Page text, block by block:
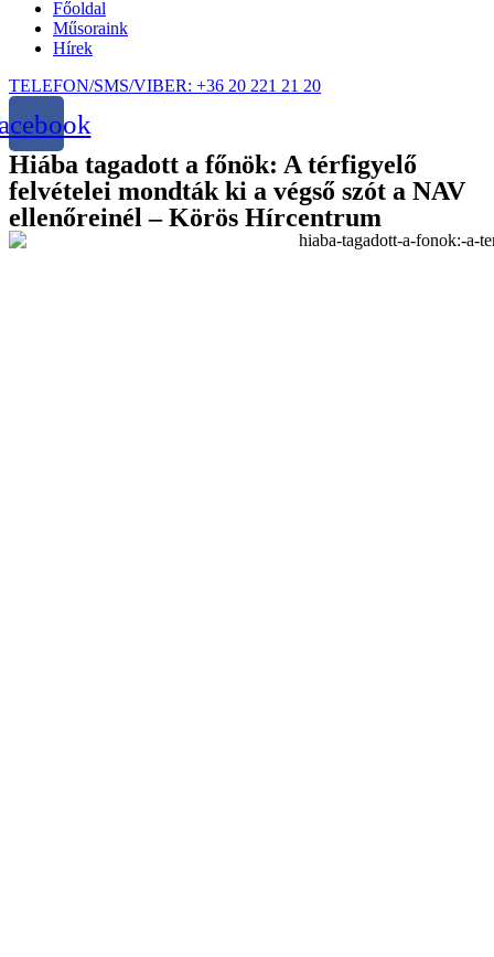
Főoldal
Műsoraink
Hírek
TELEFON/SMS/VIBER: +36 20 221 21 20
Hiába tagadott a főnök: A térfigyelő
felvételei mondták ki a végső szót a NAV
ellenőreinél – Körös Hírcentrum